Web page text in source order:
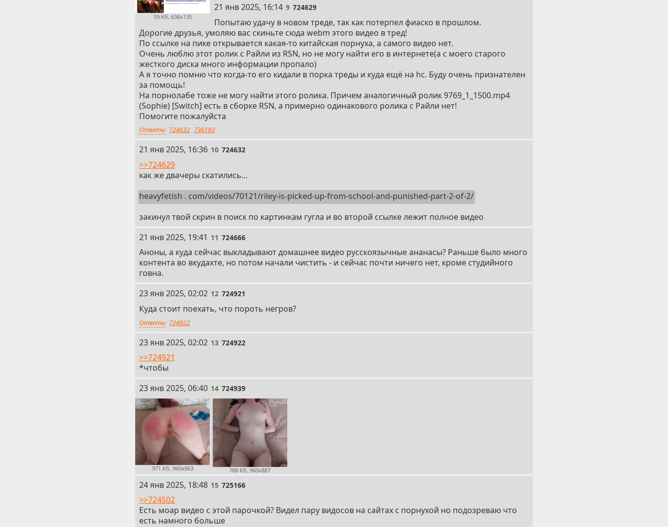
59 Кб, 636x135
9
21 янв 2025, 16:14 9 724629
Попытаю удачу в новом треде, так как потерпел фиаско в прошлом.
Дорогие друзья, умоляю вас скиньте сюда webm этого видео в тред!
По ссылке на пике открывается какая-то китайская порнуха, а самого видео нет.
Очень люблю этот ролик с Райли из RSN, но не могу найти его в интернете(а с моего старого
жесткого диска много информации пропало)
А я точно помню что когда-то его кидали в порка треды и куда ещё на hc. Буду очень признателен
за помощь!
На порнолабе тоже не могу найти этого ролика. Причем аналогичный ролик 9769_1_1500.mp4
(Sophie) [Switch] есть в сборке RSN, а примерно одинакового ролика с Райли нет!
Помогите пожалуйста
Ответы 724632 736183
10
21 янв 2025, 16:36 10 724632
>>724629
как же двачеры скатились...
heavyfetish . com/videos/70121/riley-is-picked-up-from-school-and-punished-part-2-of-2/
закинул твой скрин в поиск по картинкам гугла и во второй ссылке лежит полное видео
11
21 янв 2025, 19:41 11 724666
Аноны, а куда сейчас выкладывают домашнее видео русскоязычные ананасы? Раньше было много
контента во вкудахте, но потом начали чистить - и сейчас почти ничего нет, кроме студийного
говна.
12
23 янв 2025, 02:02 12 724921
Куда стоит поехать, что пороть негров?
Ответы 724922
13
23 янв 2025, 02:02 13 724922
>>724921
*чтобы
14
23 янв 2025, 06:40 14 724939
971 Кб, 960x863 788 Кб, 960x887
15
24 янв 2025, 18:48 15 725166
>>724502
Есть моар видео с этой парочкой? Видел пару видосов на сайтах с порнухой но подозреваю что
есть намного больше